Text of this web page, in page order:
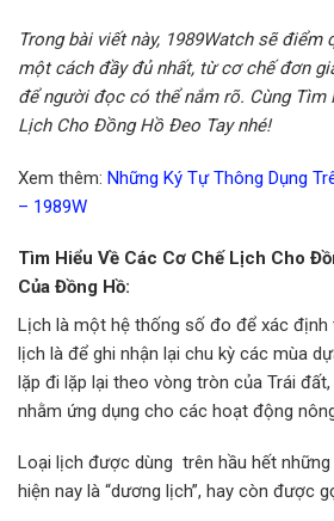
Trong bài viết này, 1989Watch sẽ
một cách đầy đủ nhất, từ cơ chế đơn
để người đọc có thể nắm rõ. Cùng Tìm
Lịch Cho Đồng Hồ Đeo Tay nhé!
Xem thêm: Những Ký Tự Thông Dụng
– 1989W
Tìm Hiểu Về Các Cơ Chế Lịch Cho
Của Đồng Hồ:
Lịch là một hệ thống số đo để xác định
lịch là để ghi nhận lại chu kỳ các mùa
lặp đi lặp lại theo vòng tròn của Trái
nhằm ứng dụng cho các hoạt động
Loại lịch được dùng trên hầu hết
hiện nay là “dương lịch”, hay còn được